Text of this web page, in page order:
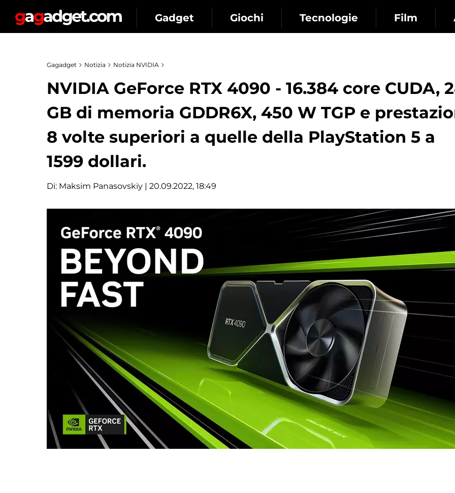
Gadget Giochi Tecnologie Film
Gagadget Notizia Notizia NVIDIA
NVIDIA GeForce RTX 4090 - 16.384 core CUDA,
GB di memoria GDDR6X, 450 W TGP e
8 volte superiori a quelle della PlayStation 5 a
1599 dollari.
Di: Maksim Panasovskiy | 20.09.2022, 18:49